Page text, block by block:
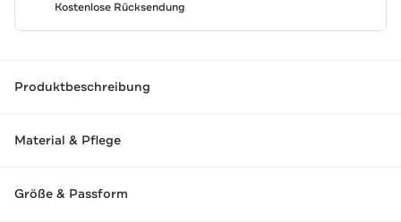
Kostenlose Rücksendung
Produktbeschreibung
Material & Pflege
Größe & Passform